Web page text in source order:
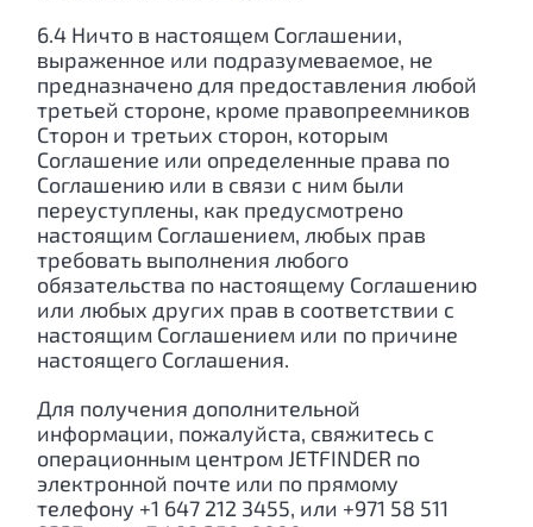
6.4 Ничто в настоящем Соглашении,
выраженное или подразумеваемое, не
предназначено для предоставления любой
третьей стороне, кроме правопреемников
Сторон и третьих сторон, которым
Соглашение или определенные права по
Соглашению или в связи с ним были
переуступлены, как предусмотрено
настоящим Соглашением, любых прав
требовать выполнения любого
обязательства по настоящему Соглашению
или любых других прав в соответствии с
настоящим Соглашением или по причине
настоящего Соглашения.
Для получения дополнительной
информации, пожалуйста, свяжитесь с
операционным центром JETFINDER по
электронной почте или по прямому
телефону +1 647 212 3455, или +971 58 511